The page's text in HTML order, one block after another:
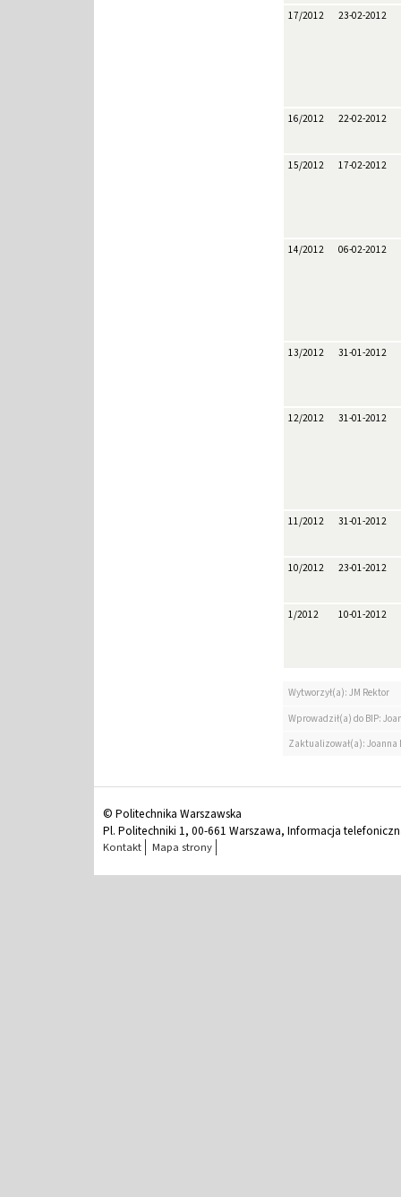
17/2012 23-02-2012
16/2012 22-02-2012
15/2012 17-02-2012
14/2012 06-02-2012
13/2012 31-01-2012
12/2012 31-01-2012
11/2012 31-01-2012
10/2012 23-01-2012
1/2012 10-01-2012
Wytworzył(a): JM Rektor
Wprowadził(a) do BIP:
Zaktualizował(a):
© Politechnika Warszawska
Pl. Politechniki 1, 00-661 Warszawa, Informacja
Kontakt Mapa strony